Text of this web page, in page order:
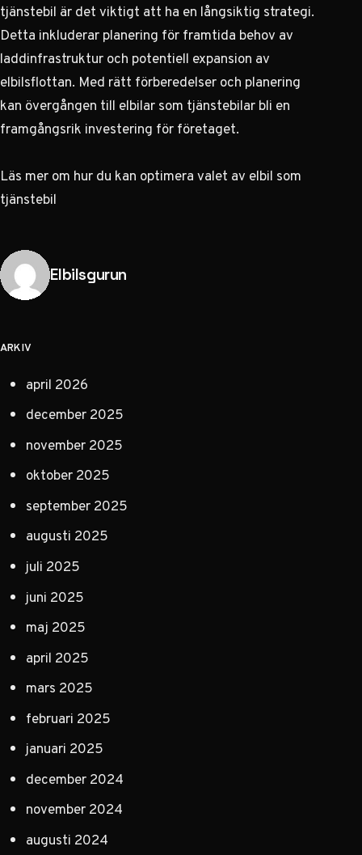
tjänstebil är det viktigt att ha en långsiktig strategi.
Detta inkluderar planering för framtida behov av
laddinfrastruktur och potentiell expansion av
elbilsflottan. Med rätt förberedelser och planering
kan övergången till elbilar som tjänstebilar bli en
framgångsrik investering för företaget.
Läs mer om hur du kan optimera valet av elbil som
tjänstebil
Publicerad av
Elbilsgurun
ARKIV
april 2026
december 2025
november 2025
oktober 2025
september 2025
augusti 2025
juli 2025
juni 2025
maj 2025
april 2025
mars 2025
februari 2025
januari 2025
december 2024
november 2024
augusti 2024